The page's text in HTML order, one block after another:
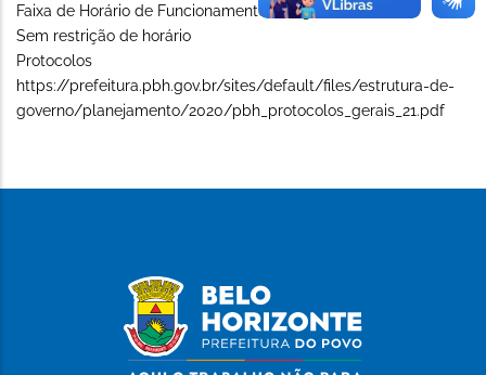
Faixa de Horário de Funcionamento (Long)
Sem restrição de horário
Protocolos
https://prefeitura.pbh.gov.br/sites/default/files/estrutura-de-
governo/planejamento/2020/pbh_protocolos_gerais_21.pdf